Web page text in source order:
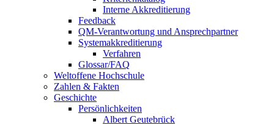
Interne Akkreditierung
Feedback
QM-Verantwortung und Ansprechpartner
Systemakkreditierung
Verfahren
Glossar/FAQ
Weltoffene Hochschule
Zahlen & Fakten
Geschichte
Persönlichkeiten
Albert Geutebrück